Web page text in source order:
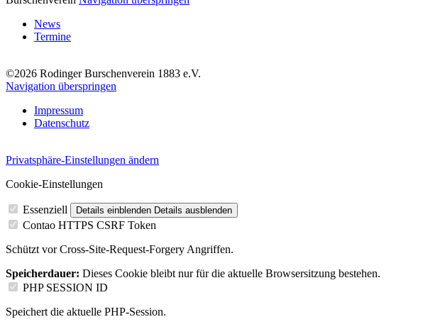
News
Termine
©2026 Rodinger Burschenverein 1883 e.V.
Navigation überspringen
Impressum
Datenschutz
Privatsphäre-Einstellungen ändern
Cookie-Einstellungen
Essenziell Details einblenden Details ausblenden
Contao HTTPS CSRF Token
Schützt vor Cross-Site-Request-Forgery Angriffen.
Speicherdauer: Dieses Cookie bleibt nur für die aktuelle Browsersitzung bestehen.
PHP SESSION ID
Speichert die aktuelle PHP-Session.